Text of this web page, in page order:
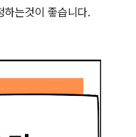
하는것이 좋습니다.